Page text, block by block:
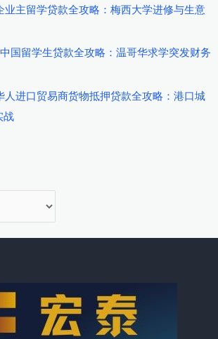
业主留学贷款全攻略：梅西大学进修与生意
国留学生贷款全攻略：温哥华求学突发财务
人进口贸易商货物抵押贷款全攻略：港口城
战